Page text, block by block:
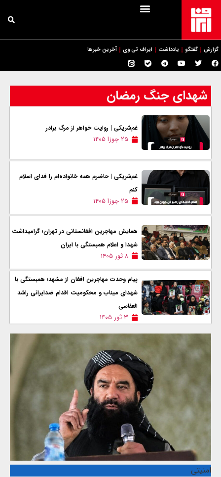
گزارش گفتگو یادداشت ایراف تی وی آخرین خبرها
شهدای جنگ رمضان
غم‌شریکی | روایت خواهر از مرگ برادر
۲۵ جوزا ۱۴۰۵
غم‌شریکی | حاضرم همه خانواده‌ام را فدای اسلام
کنم
۲۵ جوزا ۱۴۰۵
همایش مهاجرین افغانستانی در تهران؛ گرامیداشت
شهدا و اعلام همبستگی با ایران
۸ ثور ۱۴۰۵
پیام وحدت مهاجرین افغان از مشهد؛ همبستگی با
شهدای میناب و محکومیت اقدام ضدایرانی راشد
العفاسی
۳ ثور ۱۴۰۵
امنیتی